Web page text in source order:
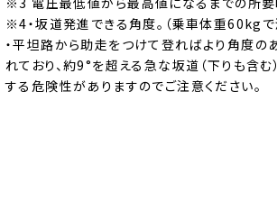
※4・坂道発進できる角度。（乗車体重60kgで
・平坦路から助走をつけて登ればより角度の
れており、約9°を超える急な坂道（下りも
する危険性がありますのでご注意ください。